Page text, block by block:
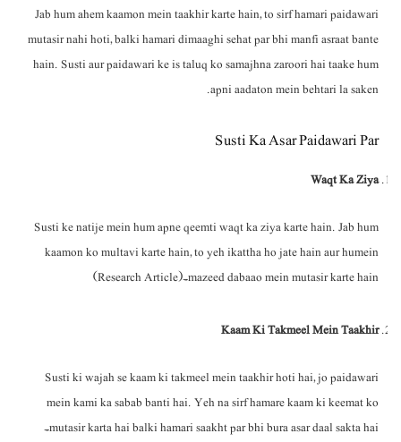
Jab hum ahem kaamon mein taakhir karte hain, to sirf hamari paidawari
mutasir nahi hoti, balki hamari dimaaghi sehat par bhi manfi asraat bante
hain. Susti aur paidawari ke is taluq ko samajhna zaroori hai taake hum
apni aadaton mein behtari la saken.
Susti Ka Asar Paidawari Par
Waqt Ka Ziya
Susti ke natije mein hum apne qeemti waqt ka ziya karte hain. Jab hum
kaamon ko multavi karte hain, to yeh ikattha ho jate hain aur humein
mazeed dabaao mein mutasir karte hain۔ (Research Article)
Kaam Ki Takmeel Mein Taakhir
Susti ki wajah se kaam ki takmeel mein taakhir hoti hai, jo paidawari
mein kami ka sabab banti hai. Yeh na sirf hamare kaam ki keemat ko
mutasir karta hai balki hamari saakht par bhi bura asar daal sakta hai۔